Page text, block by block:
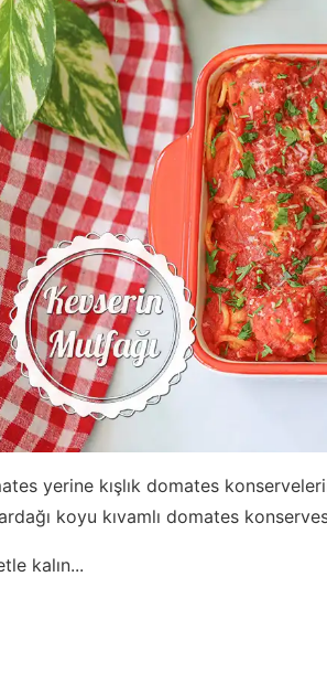
yerine kışlık domates
koyu kıvamlı domates
kalın...